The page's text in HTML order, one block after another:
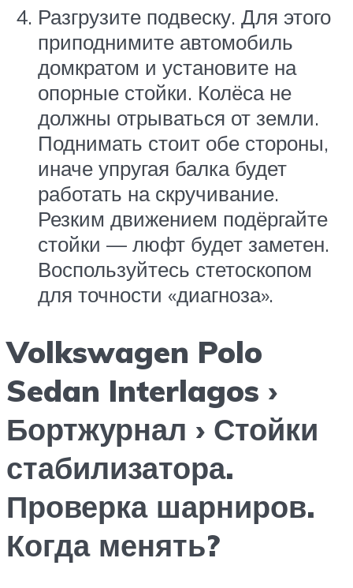
Разгрузите подвеску. Для этого
приподнимите автомобиль
домкратом и установите на
опорные стойки. Колёса не
должны отрываться от земли.
Поднимать стоит обе стороны,
иначе упругая балка будет
работать на скручивание.
Резким движением подёргайте
стойки — люфт будет заметен.
Воспользуйтесь стетоскопом
для точности «диагноза».
Volkswagen Polo
Sedan Interlagos ›
Бортжурнал › Стойки
стабилизатора.
Проверка шарниров.
Когда менять?